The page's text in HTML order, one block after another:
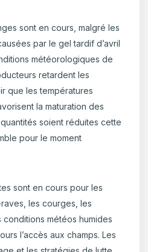
sont en cours, malgré les
par le gel tardif d’avril
météorologiques de
retardent les
que les températures
la maturation des
soient réduites cette
pour le moment
sont en cours pour les
les courges, les
météos humides
l’accès aux champs. Les